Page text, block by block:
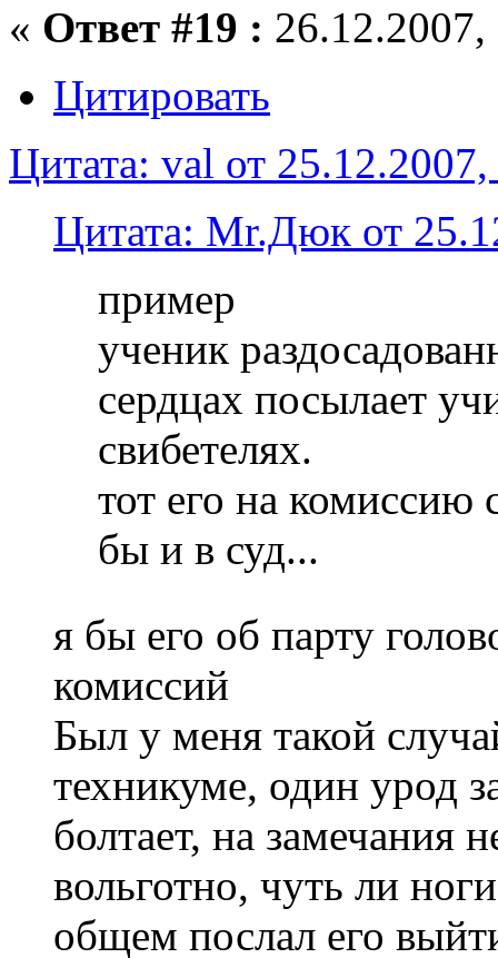
« Ответ #19 :
Цитировать
Цитата: val от
Цитата: Mr.Дюк от
пример
ученик
сердцах посылает
свибетелях.
тот его на комиссию
бы и в суд...
я бы его об парту
комиссий
Был у меня такой
техникуме, один урод
болтает, на замечания
вольготно, чуть ли
общем послал его